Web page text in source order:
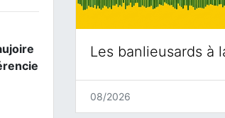
Les banlieusards à
08/2026